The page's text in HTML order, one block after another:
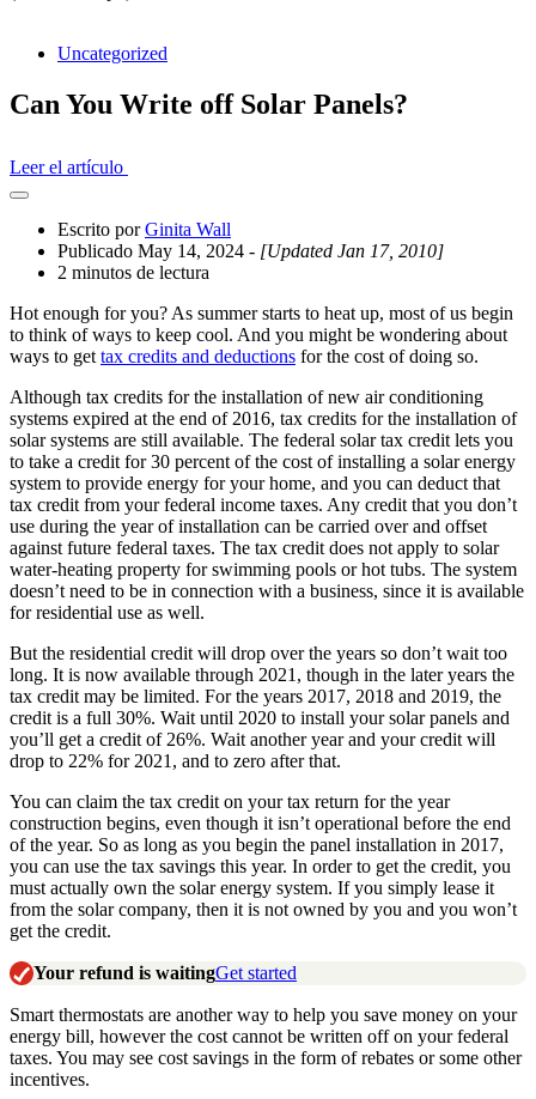
Uncategorized
Can You Write off Solar Panels?
Leer el artículo
Abrir
cajón
compartido
Escrito porGinita Wall
Publicado May 14, 2024 - [Updated Jan 17, 2010]
2 minutos de lectura
Hot enough for you? As summer starts to heat up, most of us begin
to think of ways to keep cool. And you might be wondering about
ways to get tax credits and deductions for the cost of doing so.
Although tax credits for the installation of new air conditioning
systems expired at the end of 2016, tax credits for the installation of
solar systems are still available. The federal solar tax credit lets you
to take a credit for 30 percent of the cost of installing a solar energy
system to provide energy for your home, and you can deduct that
tax credit from your federal income taxes. Any credit that you don’t
use during the year of installation can be carried over and offset
against future federal taxes. The tax credit does not apply to solar
water-heating property for swimming pools or hot tubs. The system
doesn’t need to be in connection with a business, since it is available
for residential use as well.
But the residential credit will drop over the years so don’t wait too
long. It is now available through 2021, though in the later years the
tax credit may be limited. For the years 2017, 2018 and 2019, the
credit is a full 30%. Wait until 2020 to install your solar panels and
you’ll get a credit of 26%. Wait another year and your credit will
drop to 22% for 2021, and to zero after that.
You can claim the tax credit on your tax return for the year
construction begins, even though it isn’t operational before the end
of the year. So as long as you begin the panel installation in 2017,
you can use the tax savings this year. In order to get the credit, you
must actually own the solar energy system. If you simply lease it
from the solar company, then it is not owned by you and you won’t
get the credit.
Your refund is waitingGet started
Smart thermostats are another way to help you save money on your
energy bill, however the cost cannot be written off on your federal
taxes. You may see cost savings in the form of rebates or some other
incentives.